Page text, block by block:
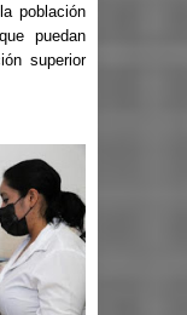
población
puedan
superior